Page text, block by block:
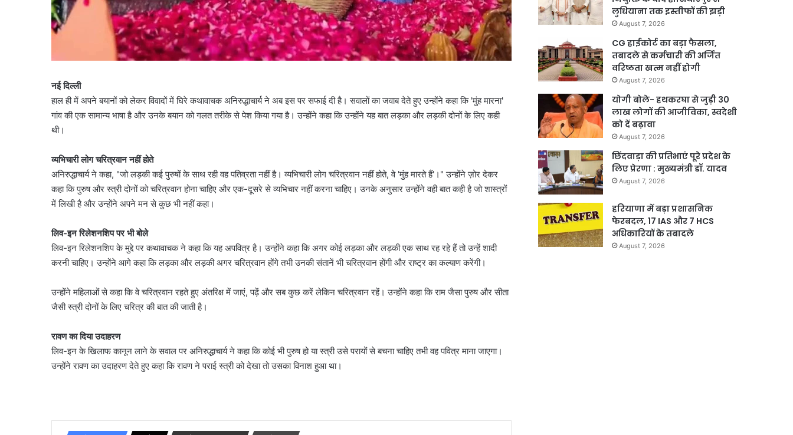
नई दिल्ली
हाल ही में अपने बयानों को लेकर विवादों में घिरे कथावाचक अनिरुद्धाचार्य ने अब इस पर सफाई दी है। सवालों का जवाब देते हुए उन्होंने कहा कि 'मुंह मारना'
गांव की एक सामान्य भाषा है और उनके बयान को गलत तरीके से पेश किया गया है। उन्होंने कहा कि उन्होंने यह बात लड़का और लड़की दोनों के लिए कही
थी।
व्यभिचारी लोग चरित्रवान नहीं होते
अनिरुद्धाचार्य ने कहा, "जो लड़की कई पुरुषों के साथ रही वह पतिव्रता नहीं है। व्यभिचारी लोग चरित्रवान नहीं होते, वे 'मुंह मारते हैं'।" उन्होंने ज़ोर देकर
कहा कि पुरुष और स्त्री दोनों को चरित्रवान होना चाहिए और एक-दूसरे से व्यभिचार नहीं करना चाहिए। उनके अनुसार उन्होंने वही बात कही है जो शास्त्रों
में लिखी है और उन्होंने अपने मन से कुछ भी नहीं कहा।
लिव-इन रिलेशनशिप पर भी बोले
लिव-इन रिलेशनशिप के मुद्दे पर कथावाचक ने कहा कि यह अपवित्र है। उन्होंने कहा कि अगर कोई लड़का और लड़की एक साथ रह रहे हैं तो उन्हें शादी
करनी चाहिए। उन्होंने आगे कहा कि लड़का और लड़की अगर चरित्रवान होंगे तभी उनकी संतानें भी चरित्रवान होंगी और राष्ट्र का कल्याण करेंगी।
उन्होंने महिलाओं से कहा कि वे चरित्रवान रहते हुए अंतरिक्ष में जाएं, पढ़ें और सब कुछ करें लेकिन चरित्रवान रहें। उन्होंने कहा कि राम जैसा पुरुष और सीता
जैसी स्त्री दोनों के लिए चरित्र की बात की जाती है।
रावण का दिया उदाहरण
लिव-इन के खिलाफ कानून लाने के सवाल पर अनिरुद्धाचार्य ने कहा कि कोई भी पुरुष हो या स्त्री उसे परायों से बचना चाहिए तभी वह पवित्र माना जाएगा।
उन्होंने रावण का उदाहरण देते हुए कहा कि रावण ने पराई स्त्री को देखा तो उसका विनाश हुआ था।
लुधियाना तक इस्तीफों की झड़ी
August 7, 2026
CG हाईकोर्ट का बड़ा फैसला,
तबादले से कर्मचारी की अर्जित
वरिष्ठता खत्म नहीं होगी
August 7, 2026
योगी बोले- हथकरघा से जुड़ी 30
लाख लोगों की आजीविका, स्वदेशी
को दें बढ़ावा
August 7, 2026
छिंदवाड़ा की प्रतिभाएं पूरे प्रदेश के
लिए प्रेरणा : मुख्यमंत्री डॉ. यादव
August 7, 2026
हरियाणा में बड़ा प्रशासनिक
फेरबदल, 17 IAS और 7 HCS
अधिकारियों के तबादले
August 7, 2026